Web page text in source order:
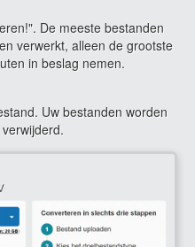
De meeste bestanden
verwerkt, alleen de grootste
in beslag nemen.
Uw bestanden worden